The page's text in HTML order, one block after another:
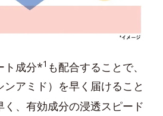
ト成分*1 も配合することで、
ンアミド）を早く届けること
く、有効成分の浸透スピード